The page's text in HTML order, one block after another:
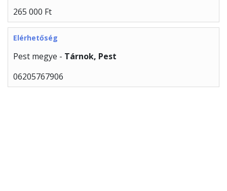
265 000 Ft
Elérhetőség
Pest megye - Tárnok, Pest
06205767906